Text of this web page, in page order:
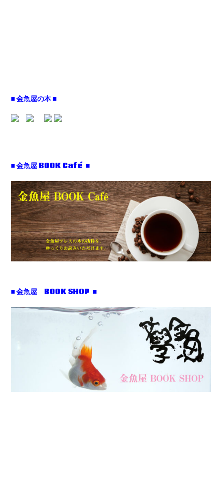
■ 金魚屋の本 ■
■ 金魚屋 BOOK Café ■
■ 金魚屋 BOOK SHOP ■